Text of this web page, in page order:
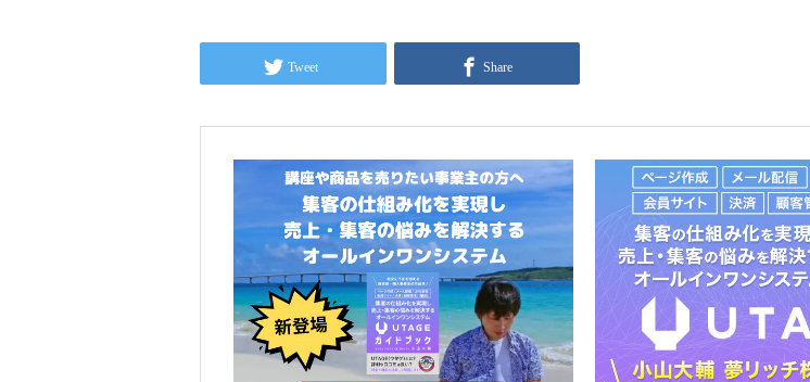
Tweet Share